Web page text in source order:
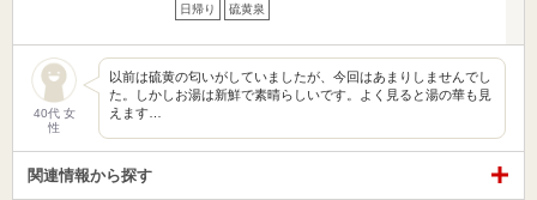
日帰り 硫黄泉
40代 女
性
以前は硫黄の匂いがしていましたが、今回はあまりしませんでし
た。しかしお湯は新鮮で素晴らしいです。よく見ると湯の華も見
えます…
関連情報から探す